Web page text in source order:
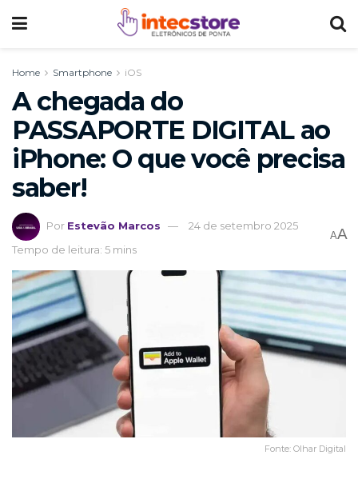
Home Smartphone iOS
A chegada do
PASSAPORTE DIGITAL ao
iPhone: O que você precisa
saber!
Por Estevão Marcos
24 de setembro 2025
Tempo de leitura: 5 mins
AA
Fonte: Olhar Digital